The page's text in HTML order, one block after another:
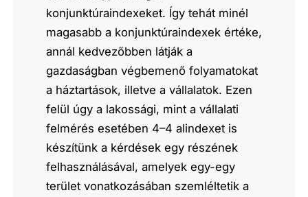
konjunktúraindexeket. Így tehát minél
magasabb a konjunktúraindexek értéke,
annál kedvezőbben látják a
gazdaságban végbemenő folyamatokat
a háztartások, illetve a vállalatok. Ezen
felül úgy a lakossági, mint a vállalati
felmérés esetében 4–4 alindexet is
készítünk a kérdések egy részének
felhasználásával, amelyek egy-egy
terület vonatkozásában szemléltetik a